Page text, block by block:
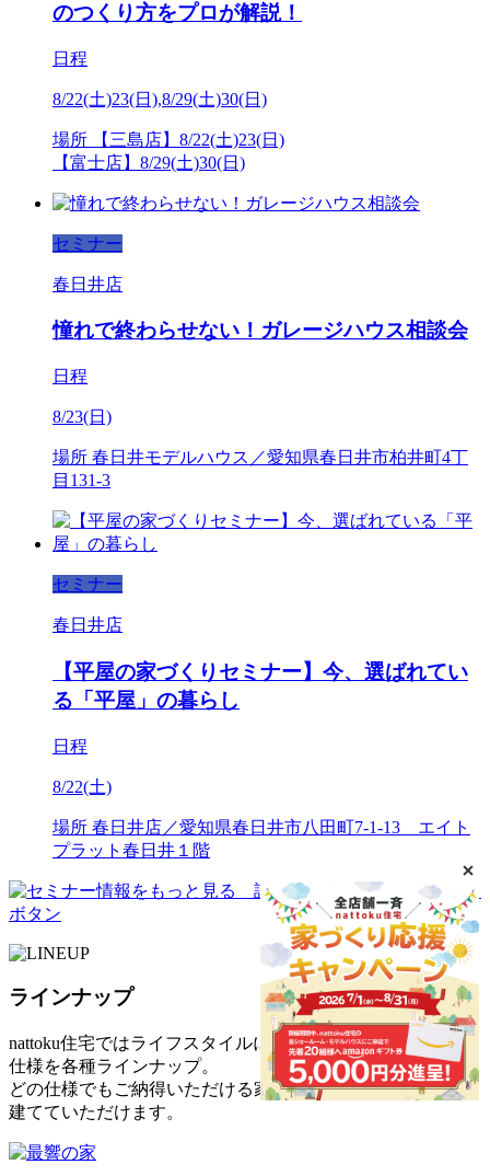
のつくり方をプロが解説！
日程
8/22(土)23(日),8/29(土)30(日)
場所 【三島店】8/22(土)23(日)
【富士店】8/29(土)30(日)
セミナー
春日井店
憧れで終わらせない！ガレージハウス相談会
日程
8/23(日)
場所 春日井モデルハウス／愛知県春日井市柏井町4丁
目131-3
セミナー
春日井店
【平屋の家づくりセミナー】今、選ばれてい
る「平屋」の暮らし
日程
8/22(土)
場所 春日井店／愛知県春日井市八田町7-1-13 エイト
プラット春日井１階
ラインナップ
nattoku住宅ではライフスタイルに合わせた
仕様を各種ラインナップ。
どの仕様でもご納得いただける家を
建てていただけます。